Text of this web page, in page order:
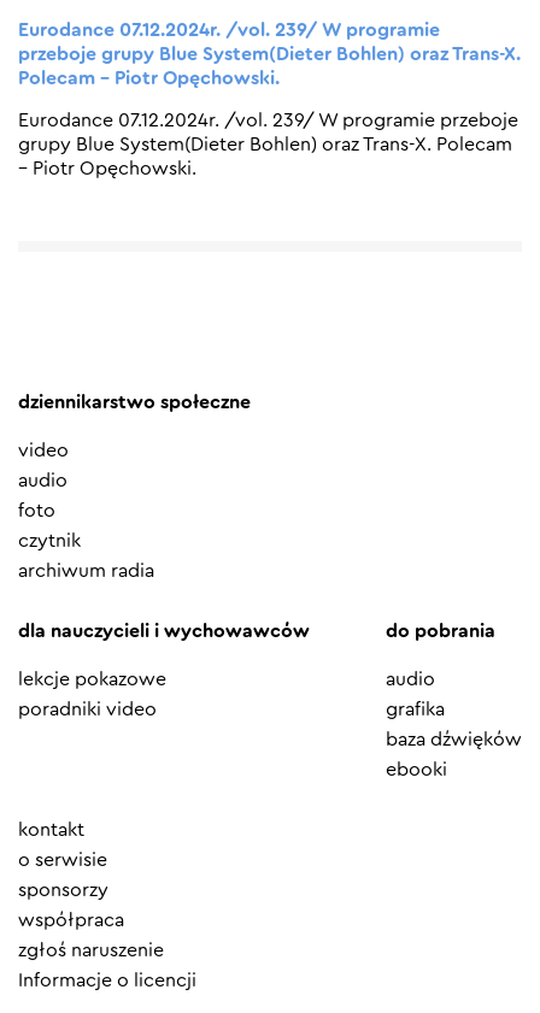
Eurodance 07.12.2024r. /vol. 239/ W programie
przeboje grupy Blue System(Dieter Bohlen) oraz Trans-X.
Polecam – Piotr Opęchowski.
Eurodance 07.12.2024r. /vol. 239/ W programie przeboje
grupy Blue System(Dieter Bohlen) oraz Trans-X. Polecam
– Piotr Opęchowski.
dziennikarstwo społeczne
video
audio
foto
czytnik
archiwum radia
dla nauczycieli i wychowawców
lekcje pokazowe
poradniki video
do pobrania
audio
grafika
baza dźwięków
ebooki
Element
menu
kontakt
o serwisie
sponsorzy
współpraca
zgłoś naruszenie
Informacje o licencji